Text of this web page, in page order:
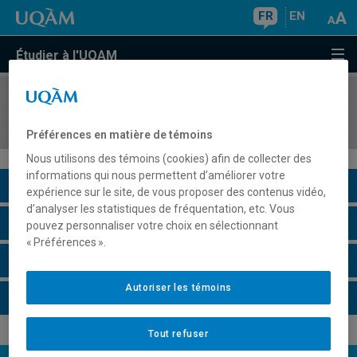
FR EN
Étudier à l'UQAM
COURS//
Description du cours
Horaire - Été 2026
Préférences en matière de témoins
Nous utilisons des témoins (cookies) afin de collecter des
informations qui nous permettent d’améliorer votre
expérience sur le site, de vous proposer des contenus vidéo,
d’analyser les statistiques de fréquentation, etc. Vous
pouvez personnaliser votre choix en sélectionnant
« Préférences ».
Tout refuser
Autoriser les témoins